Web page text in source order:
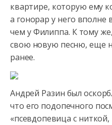
квартире, которую ему
а гонорар у него
чем у Филиппа. К тому
свою новую песню, еще
ранее.
Андрей Разин был
что его подопечного
«псевдопевица с